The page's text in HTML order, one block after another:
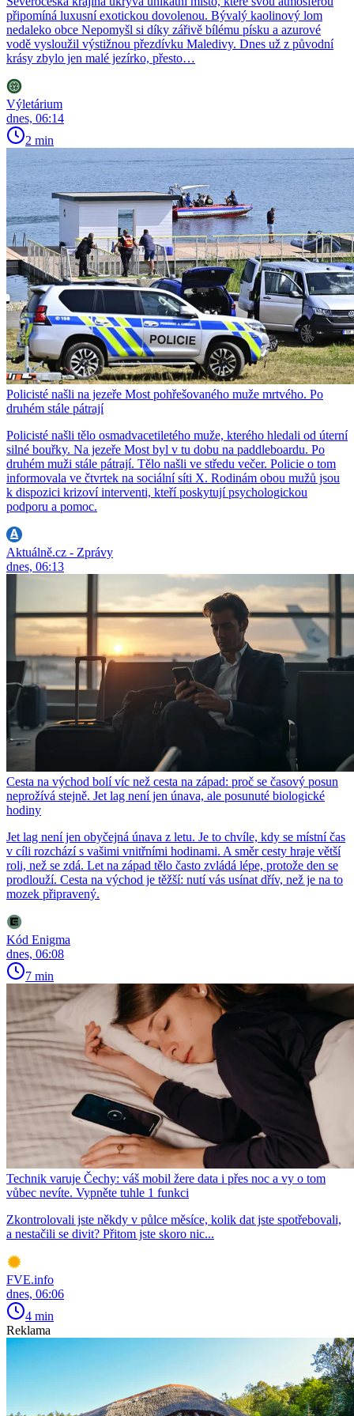
připomíná luxusní exotickou dovolenou. Bývalý kaolinový lom
nedaleko obce Nepomyšl si díky zářivě bílému písku a azurové
vodě vysloužil výstižnou přezdívku Maledivy. Dnes už z původní
krásy zbylo jen malé jezírko, přesto…
Výletárium
dnes, 06:14
2 min
Policisté našli na jezeře Most pohřešovaného muže mrtvého. Po
druhém stále pátrají
Policisté našli tělo osmadvacetiletého muže, kterého hledali od úterní
silné bouřky. Na jezeře Most byl v tu dobu na paddleboardu. Po
druhém muži stále pátrají. Tělo našli ve středu večer. Policie o tom
informovala ve čtvrtek na sociální síti X. Rodinám obou mužů jsou
k dispozici krizoví interventi, kteří poskytují psychologickou
podporu a pomoc.
Aktuálně.cz - Zprávy
dnes, 06:13
Cesta na východ bolí víc než cesta na západ: proč se časový posun
neprožívá stejně. Jet lag není jen únava, ale posunuté biologické
hodiny
Jet lag není jen obyčejná únava z letu. Je to chvíle, kdy se místní čas
v cíli rozchází s vašimi vnitřními hodinami. A směr cesty hraje větší
roli, než se zdá. Let na západ tělo často zvládá lépe, protože den se
prodlouží. Cesta na východ je těžší: nutí vás usínat dřív, než je na to
mozek připravený.
Kód Enigma
dnes, 06:08
7 min
Technik varuje Čechy: váš mobil žere data i přes noc a vy o tom
vůbec nevíte. Vypněte tuhle 1 funkci
Zkontrolovali jste někdy v půlce měsíce, kolik dat jste spotřebovali,
a nestačili se divit? Přitom jste skoro nic...
FVE.info
dnes, 06:06
4 min
Reklama